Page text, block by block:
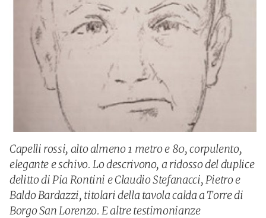
Capelli rossi, alto almeno 1 metro e 80, corpulento,
elegante e schivo. Lo descrivono, a ridosso del duplice
delitto di Pia Rontini e Claudio Stefanacci, Pietro e
Baldo Bardazzi, titolari della tavola calda a Torre di
Borgo San Lorenzo. E altre testimonianze